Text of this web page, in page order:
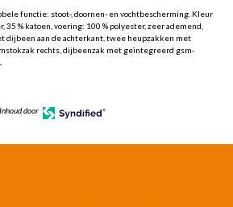
functie: stoot-, doornen- en vochtbescherming. Kleur
35 % katoen, voering: 100 % polyester, zeer ademend,
aan de achterkant, twee heupzakken met
rechts, dijbeenzak met geïntegreerd gsm-
Inhoud door